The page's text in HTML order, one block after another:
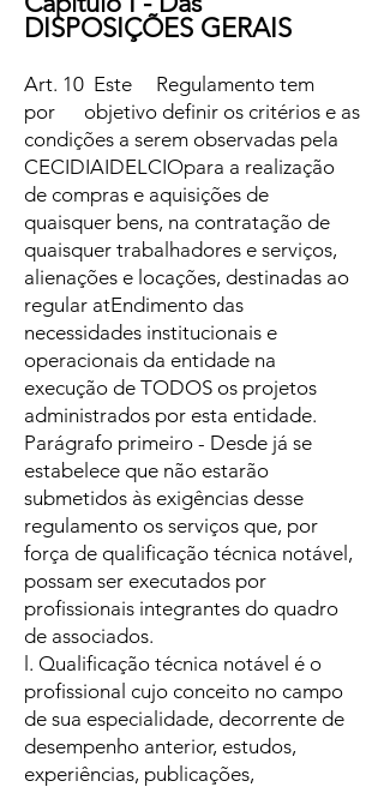
DISPOSIÇÕES GERAIS
Art. 10 Este Regulamento tem
por objetivo definir os critérios e as
condições a serem observadas pela
CECIDIAIDELCIOpara a realização
de compras e aquisições de
quaisquer bens, na contratação de
quaisquer trabalhadores e serviços,
alienações e locações, destinadas ao
regular atEndimento das
necessidades institucionais e
operacionais da entidade na
execução de TODOS os projetos
administrados por esta entidade.
Parágrafo primeiro - Desde já se
estabelece que não estarão
submetidos às exigências desse
regulamento os serviços que, por
força de qualificação técnica notável,
possam ser executados por
profissionais integrantes do quadro
de associados.
l. Qualificação técnica notável é o
profissional cujo conceito no campo
de sua especialidade, decorrente de
desempenho anterior, estudos,
experiências, publicações,